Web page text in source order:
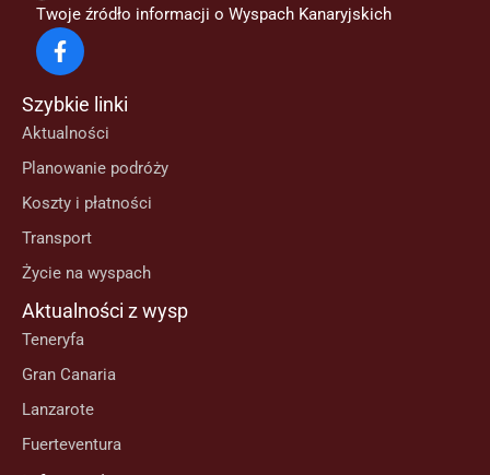
Twoje źródło informacji o Wyspach Kanaryjskich
Szybkie linki
Aktualności
Planowanie podróży
Koszty i płatności
Transport
Życie na wyspach
Aktualności z wysp
Teneryfa
Gran Canaria
Lanzarote
Fuerteventura